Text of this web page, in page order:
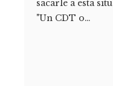
sacarle a esta
"Un CDT o…